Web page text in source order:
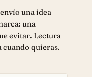
una idea
una
evitar. Lectura
cuando quieras.